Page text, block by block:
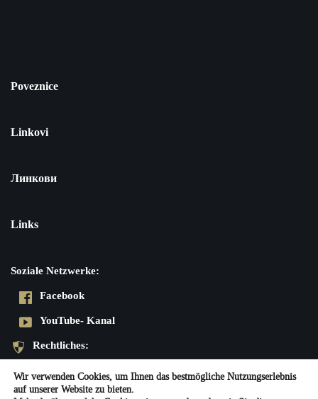
Poveznice
Linkovi
Линкови
Links
Soziale Netzwerke:
Facebook
YouTube- Kanal
Rechtliches:
Datenschutzerklärung
Impressum
Wir verwenden Cookies, um Ihnen das bestmögliche Nutzungserlebnis
auf unserer Website zu bieten.